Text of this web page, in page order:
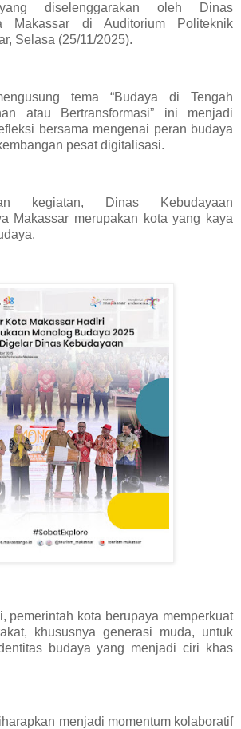
diselenggarakan oleh Dinas
Makassar di Auditorium Politeknik
Selasa (25/11/2025).
tema “Budaya di Tengah
atau Bertransformasi” ini menjadi
bersama mengenai peran budaya
pesat digitalisasi.
kegiatan, Dinas Kebudayaan
Makassar merupakan kota yang kaya
pemerintah kota berupaya memperkuat
khususnya generasi muda, untuk
budaya yang menjadi ciri khas
menjadi momentum kolaboratif